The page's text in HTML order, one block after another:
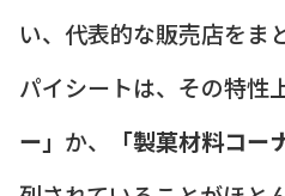
い、代表的な販売店をま
パイシートは、その特性上
ー」 か、 「製菓材料コー